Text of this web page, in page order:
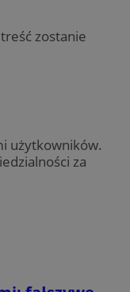
zostanie
użytkowników.
za